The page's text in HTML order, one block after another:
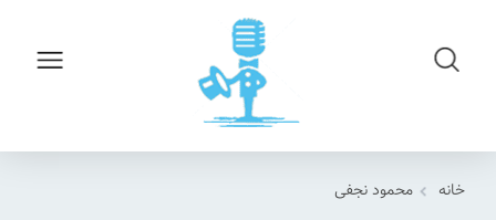
خانه محمود نجفی